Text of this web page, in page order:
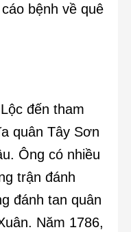
bệnh về quê
đến tham
quân Tây Sơn
Ông có nhiều
trận đánh
đánh tan quân
Năm 1786,